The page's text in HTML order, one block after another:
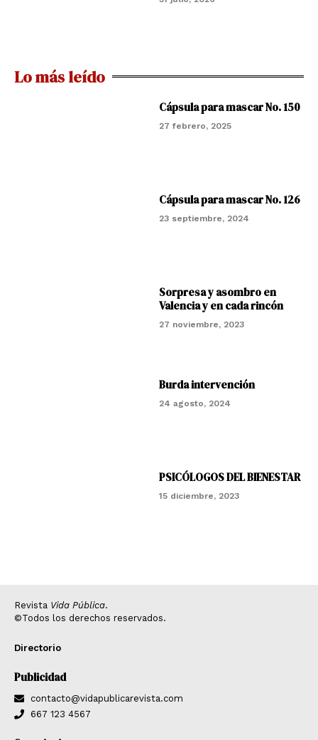
Lo más leído
Cápsula para mascar No. 150
27 febrero, 2025
Cápsula para mascar No. 126
23 septiembre, 2024
Sorpresa y asombro en
Valencia y en cada rincón
27 noviembre, 2023
Burda intervención
24 agosto, 2024
PSICÓLOGOS DEL BIENESTAR
15 diciembre, 2023
Revista Vida Pública.
©Todos los derechos reservados.
Directorio
Publicidad
contacto@vidapublicarevista.com
667 123 4567